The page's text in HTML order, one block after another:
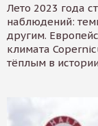
Лето 2023 года
наблюдений:
другим.
климата
тёплым в